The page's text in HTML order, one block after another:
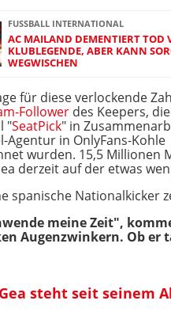
FUSSBALL INTERNATIONAL
AC MAILAND DEMENTIERT TOD
KLUBLEGENDE, ABER KANN
WEGWISCHEN
für diese verlockende
Follower des Keepers,
"SeatPick" in
Agentur in OnlyFans-Kohle
wurden. 15,5 Millionen
derzeit auf der etwas
spanische Nationalkicker
meine Zeit",
Augenzwinkern. Ob er
steht seit seinem